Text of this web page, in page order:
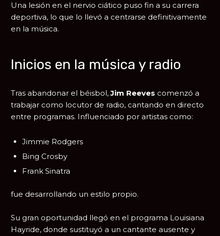
Una lesión en el nervio ciático puso fin a su carrera
deportiva, lo que lo llevó a centrarse definitivamente
en la música.
Inicios en la música y radio
Tras abandonar el béisbol,Jim Reeves comenzó a
trabajar como locutor de radio, cantando en directo
entre programas. Influenciado por artistas como:
Jimmie Rodgers
Bing Crosby
Frank Sinatra
fue desarrollando un estilo propio.
Su gran oportunidad llegó en el programa Louisiana
Hayride, donde sustituyó a un cantante ausente y